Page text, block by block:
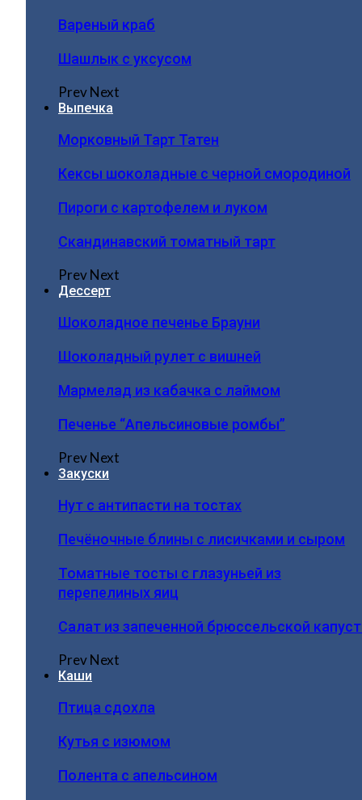
Вареный краб
Шашлык с уксусом
PrevNext
Выпечка
Морковный Тарт Татен
Кексы шоколадные с черной смородиной
Пироги c картофелем и луком
Скандинавский томатный тарт
PrevNext
Дессерт
Шоколадное печенье Брауни
Шоколадный рулет с вишней
Мармелад из кабачка с лаймом
Печенье “Апельсиновые ромбы”
PrevNext
Закуски
Нут с антипасти на тостах
Печёночные блины с лисичками и сыром
Томатные тосты с глазуньей из
перепелиных яиц
Салат из запеченной брюссельской
PrevNext
Каши
Птица сдохла
Кутья с изюмом
Полента с апельсином